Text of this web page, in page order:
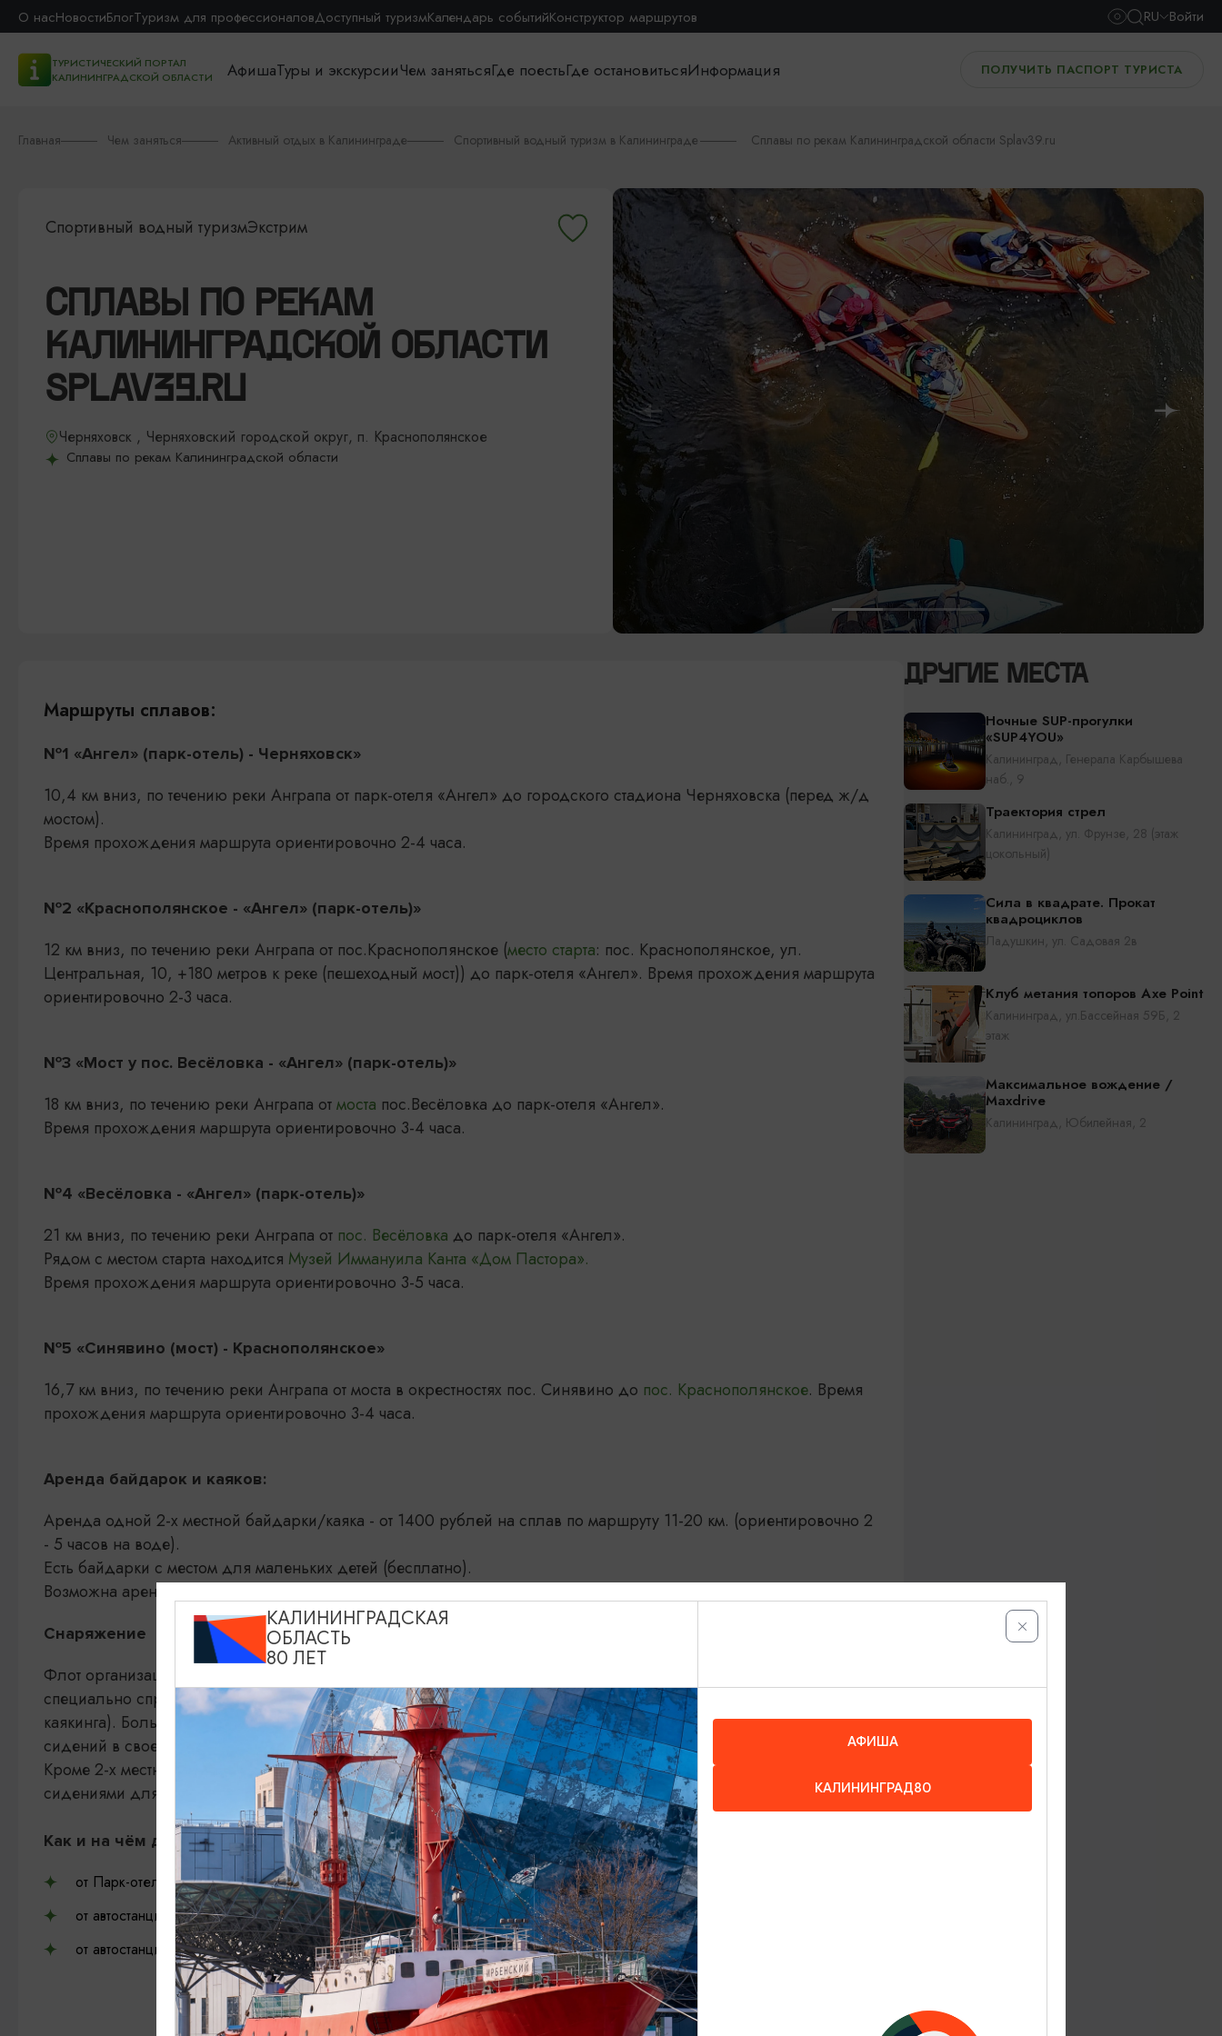
О насНовостиБлогТуризм для профессионаловДоступный туризмКалендарь событийКонструктор маршрутов RU Войти
ТУРИСТИЧЕСКИЙ ПОРТАЛ
КАЛИНИНГРАДСКОЙ ОБЛАСТИ
АфишаТуры и экскурсииЧем занятьсяГде поестьГде остановитьсяИнформация ПОЛУЧИТЬ ПАСПОРТ ТУРИСТА
Главная Чем заняться Активный отдых в Калининграде Спортивный водный туризм в Калининграде Сплавы по рекам Калининградской области Splav39.ru
Спортивный водный туризмЭкстрим
СПЛАВЫ ПО РЕКАМ
КАЛИНИНГРАДСКОЙ ОБЛАСТИ
SPLAV39.RU
Черняховск , Черняховский городской округ, п. Краснополянское
Сплавы по рекам Калининградской области
Маршруты сплавов:
№1 «Ангел» (парк-отель) - Черняховск»
10,4 км вниз, по течению реки Анграпа от парк-отеля «Ангел» до городского стадиона Черняховска (перед ж/д
мостом).
Время прохождения маршрута ориентировочно 2-4 часа.
№2 «Краснополянское - «Ангел» (парк-отель)»
12 км вниз, по течению реки Анграпа от пос.Краснополянское (место старта: пос. Краснополянское, ул.
Центральная, 10, +180 метров к реке (пешеходный мост)) до парк-отеля «Ангел». Время прохождения маршрута
ориентировочно 2-3 часа.
№3 «Мост у пос. Весёловка - «Ангел» (парк-отель)»
18 км вниз, по течению реки Анграпа отмоста пос.Весёловка до парк-отеля «Ангел».
Время прохождения маршрута ориентировочно 3-4 часа.
№4 «Весёловка - «Ангел» (парк-отель)»
21 км вниз, по течению реки Анграпа от пос. Весёловка до парк-отеля «Ангел».
Рядом с местом старта находится Музей Иммануила Канта «Дом Пастора».
Время прохождения маршрута ориентировочно 3-5 часа.
№5 «Синявино (мост) - Краснополянское»
16,7 км вниз, по течению реки Анграпа от моста в окрестностях пос. Синявино до пос. Краснополянское. Время
прохождения маршрута ориентировочно 3-4 часа.
Аренда байдарок и каяков:
Аренда одной 2-х местной байдарки/каяка - от 1400 рублей на сплав по маршруту 11-20 км. (ориентировочно 2
- 5 часов на воде).
Есть байдарки с местом для маленьких детей (бесплатно).
Возможна аренда как почасовая так и на длительный срок.
Снаряжение
Флот организации состоит из новых прогулочно-туристических байдарок (каяков) европейского производства,
специально спроектированных для безопасности туристов (в т.ч. не имеющих какого-либо опыта гребли,
каякинга). Большая грузоподъемность для туристов любой комплекции, телосложения (одни из самых широких
сидений в своем классе).
Кроме 2-х местных, уже традиционных байдарок, имеются 3-х местные, новые байдарки с полноценными
сидениями для взрослых!
Как и на чём добраться до точек старта:
от Парк-отеля «Ангел» до места старта в пос. Краснополянское (7,9 км);
от автостанции или ж/д вокзала Черняховска до места старта в пос. Краснополянское (11 км);
от автостанции или ж/д вокзала Черняховска до Парк-отеля «Ангел» (6,2 км);
ДРУГИЕ МЕСТА
Ночные SUP-прогулки
«SUP4YOU»
Калининград, Генерала Карбышева
наб., 9
Траектория стрел
Калининград, ул. Фрунзе, 28 (этаж
цокольный)
Сила в квадрате. Прокат
квадроциклов
Ладушкин, ул. Садовая 2в
Клуб метания топоров Axe Point
Калининград, ул.Бассейная 59Б, 2
этаж
Максимальное вождение /
Maxdrive
Калининград, Юбилейная, 2
КАЛИНИНГРАДСКАЯ
ОБЛАСТЬ
80 ЛЕТ
АФИША
КАЛИНИНГРАД80